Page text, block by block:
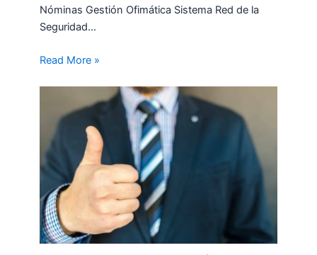
Nóminas Gestión Ofimática Sistema Red de la
Seguridad…
Read More »